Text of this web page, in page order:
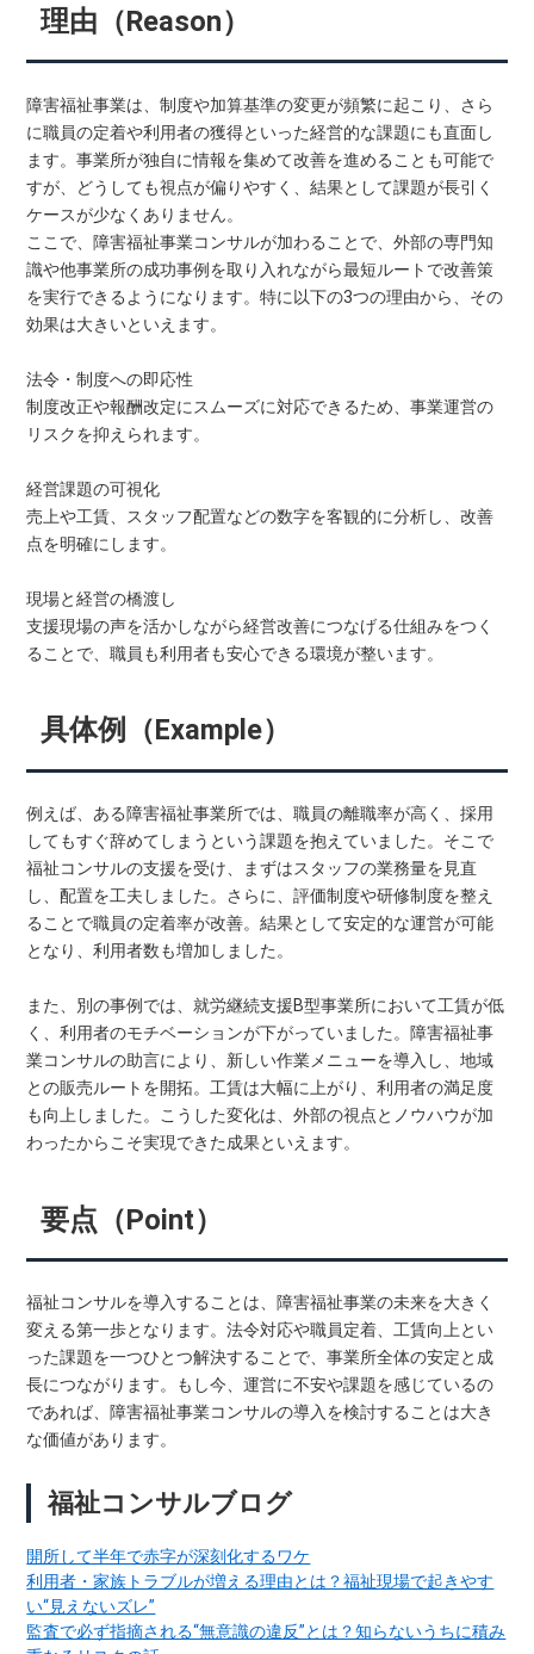
理由（Reason）
障害福祉事業は、制度や加算基準の変更が頻繁に起こり、さら
に職員の定着や利用者の獲得といった経営的な課題にも直面し
ます。事業所が独自に情報を集めて改善を進めることも可能で
すが、どうしても視点が偏りやすく、結果として課題が長引く
ケースが少なくありません。
ここで、障害福祉事業コンサルが加わることで、外部の専門知
識や他事業所の成功事例を取り入れながら最短ルートで改善策
を実行できるようになります。特に以下の3つの理由から、その
効果は大きいといえます。
法令・制度への即応性
制度改正や報酬改定にスムーズに対応できるため、事業運営の
リスクを抑えられます。
経営課題の可視化
売上や工賃、スタッフ配置などの数字を客観的に分析し、改善
点を明確にします。
現場と経営の橋渡し
支援現場の声を活かしながら経営改善につなげる仕組みをつく
ることで、職員も利用者も安心できる環境が整います。
具体例（Example）
例えば、ある障害福祉事業所では、職員の離職率が高く、採用
してもすぐ辞めてしまうという課題を抱えていました。そこで
福祉コンサルの支援を受け、まずはスタッフの業務量を見直
し、配置を工夫しました。さらに、評価制度や研修制度を整え
ることで職員の定着率が改善。結果として安定的な運営が可能
となり、利用者数も増加しました。
また、別の事例では、就労継続支援B型事業所において工賃が低
く、利用者のモチベーションが下がっていました。障害福祉事
業コンサルの助言により、新しい作業メニューを導入し、地域
との販売ルートを開拓。工賃は大幅に上がり、利用者の満足度
も向上しました。こうした変化は、外部の視点とノウハウが加
わったからこそ実現できた成果といえます。
要点（Point）
福祉コンサルを導入することは、障害福祉事業の未来を大きく
変える第一歩となります。法令対応や職員定着、工賃向上とい
った課題を一つひとつ解決することで、事業所全体の安定と成
長につながります。もし今、運営に不安や課題を感じているの
であれば、障害福祉事業コンサルの導入を検討することは大き
な価値があります。
福祉コンサルブログ
開所して半年で赤字が深刻化するワケ
利用者・家族トラブルが増える理由とは？福祉現場で起きやす
い“見えないズレ”
監査で必ず指摘される“無意識の違反”とは？知らないうちに積み